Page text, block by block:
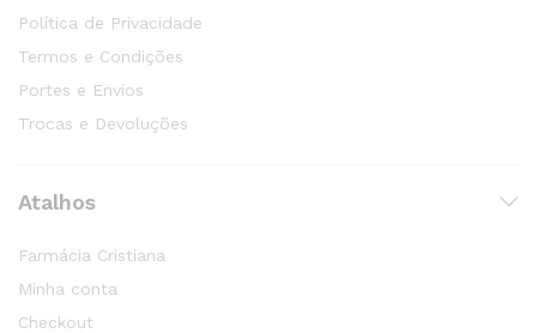
Política de Privacidade
Termos e Condições
Portes e Envios
Trocas e Devoluções
Atalhos
Farmácia Cristiana
Minha conta
Checkout